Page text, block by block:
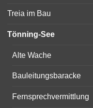
Treia im Bau
Tönning-See
Alte Wache
Bauleitungsbaracke
Fernsprechvermittlung